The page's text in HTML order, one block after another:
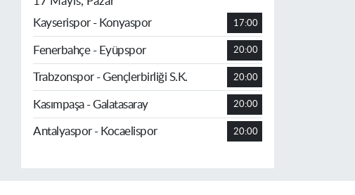
Kayserispor - Konyaspor
17:00
Fenerbahçe - Eyüpspor 20:00
Trabzonspor - Gençlerbirliği S.K. 20:00
Kasımpaşa - Galatasaray 20:00
Antalyaspor - Kocaelispor 20:00